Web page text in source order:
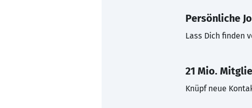
Persönliche
Lass Dich finden
21 Mio.
Knüpf neue